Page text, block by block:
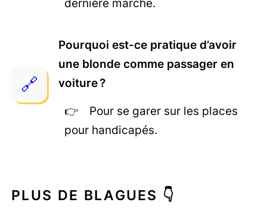
Pourquoi est-ce pratique d’avoir
une blonde comme passager en
voiture ?
Pour se garer sur les places
pour handicapés.
PLUS DE BLAGUES 👇